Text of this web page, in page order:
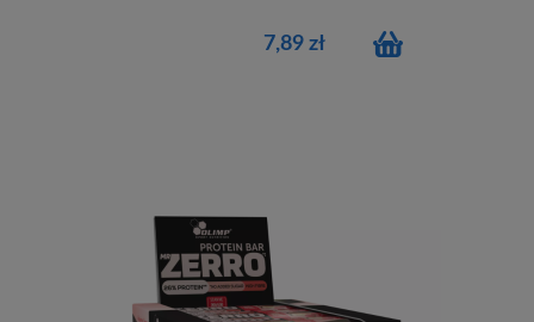
7,89 zł